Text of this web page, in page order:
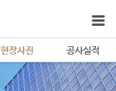
현장사진 공사실적